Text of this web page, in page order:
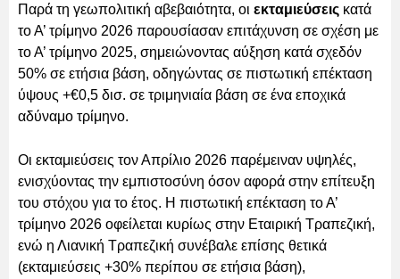
Παρά τη γεωπολιτική αβεβαιότητα, οι εκταμιεύσεις κατά
το Α’ τρίμηνο 2026 παρουσίασαν επιτάχυνση σε σχέση με
το Α’ τρίμηνο 2025, σημειώνοντας αύξηση κατά σχεδόν
50% σε ετήσια βάση, οδηγώντας σε πιστωτική επέκταση
ύψους +€0,5 δισ. σε τριμηνιαία βάση σε ένα εποχικά
αδύναμο τρίμηνο.
Οι εκταμιεύσεις τον Απρίλιο 2026 παρέμειναν υψηλές,
ενισχύοντας την εμπιστοσύνη όσον αφορά στην επίτευξη
του στόχου για το έτος. Η πιστωτική επέκταση το Α’
τρίμηνο 2026 οφείλεται κυρίως στην Εταιρική Τραπεζική,
ενώ η Λιανική Τραπεζική συνέβαλε επίσης θετικά
(εκταμιεύσεις +30% περίπου σε ετήσια βάση),